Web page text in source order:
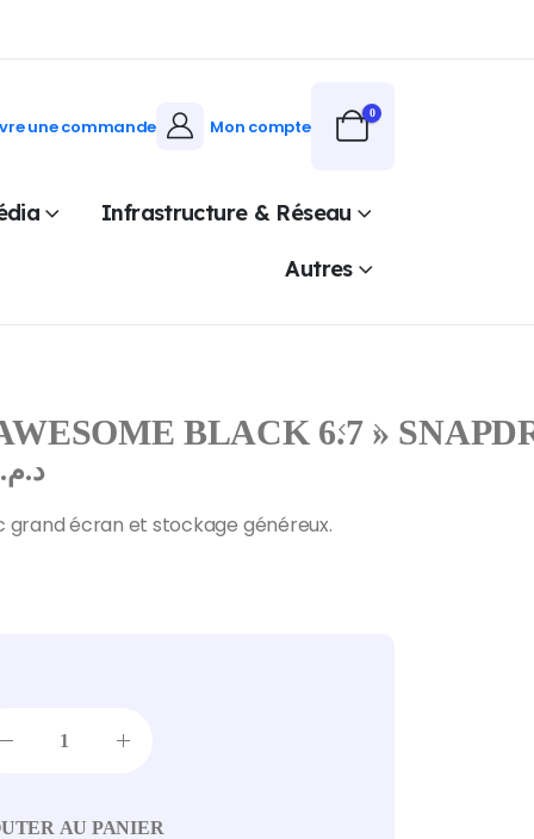
une commande Mon compte
0
Infrastructure & Réseau
Autres
BLACK 6.7 »
د.م.
grand écran et stockage généreux.
AU PANIER